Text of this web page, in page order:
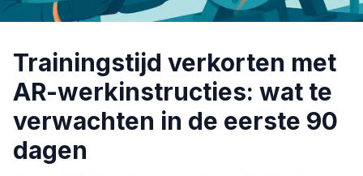
Trainingstijd verkorten met
AR-werkinstructies: wat te
verwachten in de eerste 90
dagen